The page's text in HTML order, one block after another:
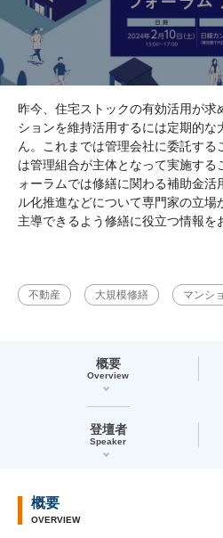
昨今、住宅ストックの有効活用が求
ションを維持活用するには定期的
ん。これまでは管理会社に委託す
は管理組合が主体となって実施する
ォーラムでは修繕に関わる補助金活
ル化推進などについて専門家の立
主導できるよう修繕に役立つ情報を
不動産 大規模修繕 マンシ
概要
Overview
登壇者
Speaker
概要
OVERVIEW